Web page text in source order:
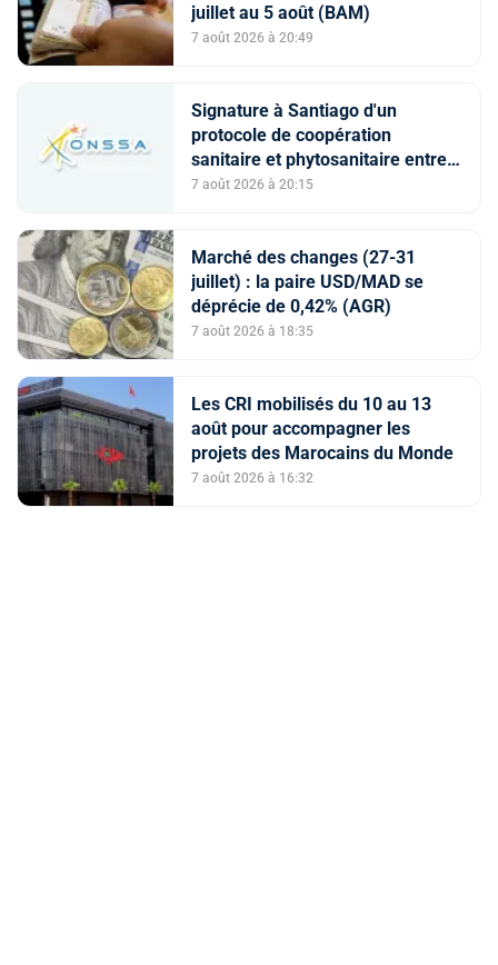
juillet au 5 août (BAM)
7 août 2026 à 20:49
Signature à Santiago d'un
protocole de coopération
sanitaire et phytosanitaire entre
l’ONSSA et le SAG
7 août 2026 à 20:15
Marché des changes (27-31
juillet) : la paire USD/MAD se
déprécie de 0,42% (AGR)
7 août 2026 à 18:35
Les CRI mobilisés du 10 au 13
août pour accompagner les
projets des Marocains du Monde
7 août 2026 à 16:32